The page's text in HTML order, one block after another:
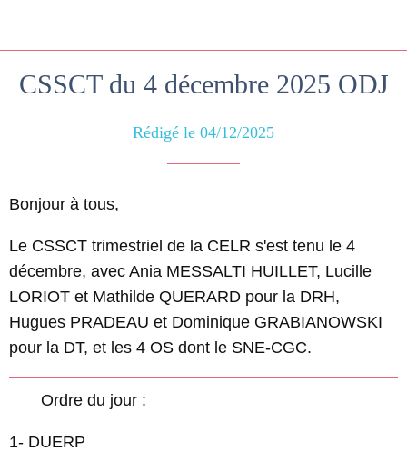
CSSCT du 4 décembre 2025 ODJ
Rédigé le 04/12/2025
Bonjour à tous,
Le CSSCT trimestriel de la CELR s'est tenu le 4
décembre, avec Ania MESSALTI HUILLET, Lucille
LORIOT et Mathilde QUERARD pour la DRH,
Hugues PRADEAU et Dominique GRABIANOWSKI
pour la DT, et les 4 OS dont le SNE-CGC.
Ordre du jour :
1- DUERP